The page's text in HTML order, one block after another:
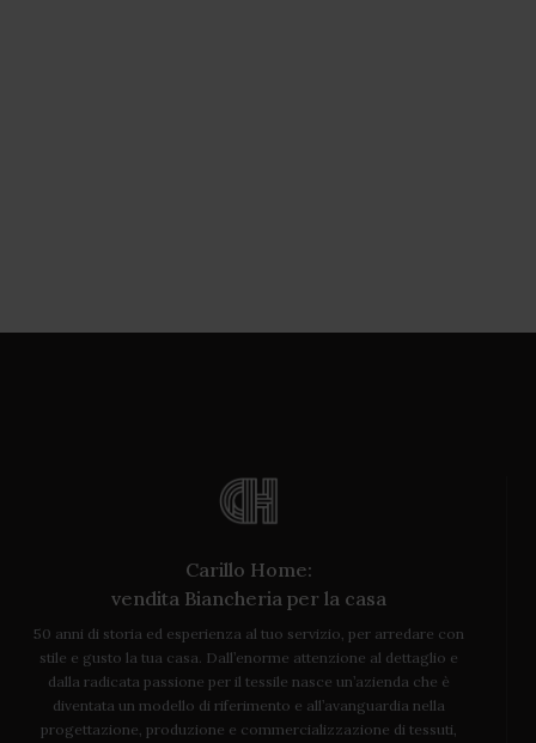
Carillo Home:
vendita Biancheria per la casa
50 anni di storia ed esperienza al tuo servizio, per arredare con
stile e gusto la tua casa. Dall’enorme attenzione al dettaglio e
dalla radicata passione per il tessile nasce un’azienda che è
diventata un modello di riferimento e all’avanguardia nella
progettazione, produzione e commercializzazione di tessuti,